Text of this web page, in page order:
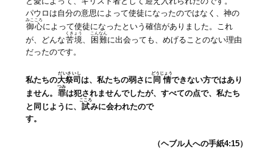
パウロは自分の意思によって使徒になったのではなく、神の
御心
みこころ
によって使徒になったという確信がありました。これ
が、どんな苦境
くきょう
困難
こんなん
に出会っても、めげることのない理由
だったのです。
私たちの大祭司
だいさいし
は、私たちの弱さに 同情
どうじょう
できない方ではあり
ません。 罪
つみ
は犯されませんでしたが、すべての点で、私たち
と同じように、 試
こころ
みに会われたので
す。
（ヘブル人への手紙4:15）